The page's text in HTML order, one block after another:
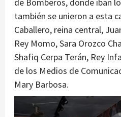
también se unieron a esta
Caballero, reina central,
Rey Momo, Sara Orozco
Shafiq Cerpa Terán, Rey
de los Medios de
Mary Barbosa.